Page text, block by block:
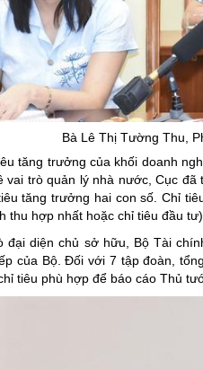
Bà Lê Thị Tường Thu,
tăng trưởng của khối doanh
vai trò quản lý nhà nước, Cục
tăng trưởng hai con số. Chỉ
thu hợp nhất hoặc chỉ tiêu đầu tư).
đại diện chủ sở hữu, Bộ Tài
của Bộ. Đối với 7 tập đoàn,
tiêu phù hợp để báo cáo Thủ